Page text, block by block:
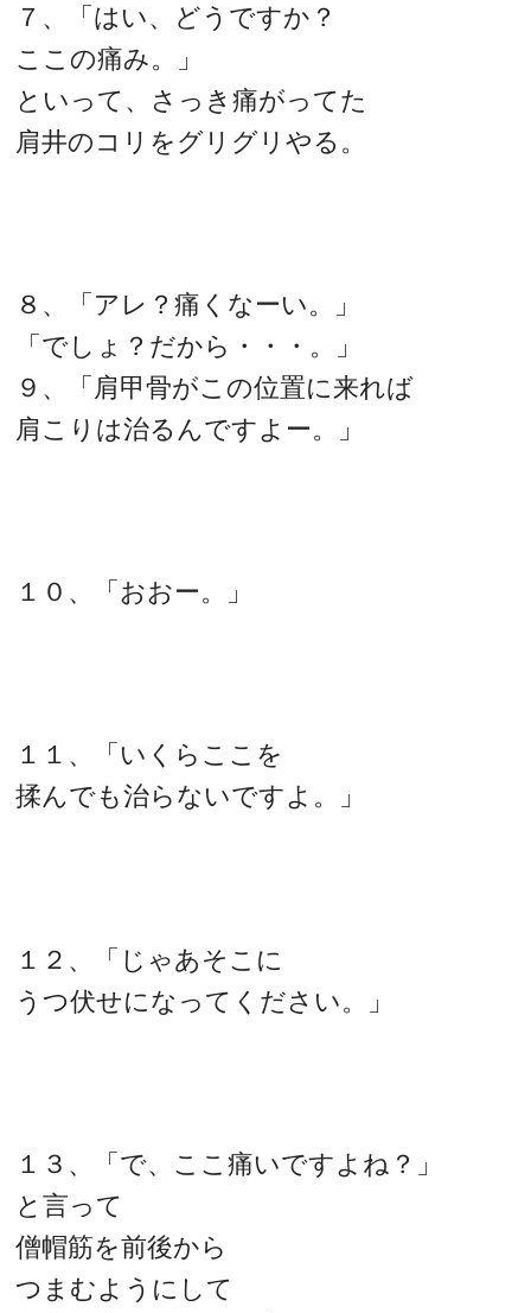
７、「はい、どうですか？
ここの痛み。」
といって、さっき痛がってた
肩井のコリをグリグリやる。
８、「アレ？痛くなーい。」
「でしょ？だから・・・。」
９、「肩甲骨がこの位置に来れば
肩こりは治るんですよー。」
１０、「おおー。」
１１、「いくらここを
揉んでも治らないですよ。」
１２、「じゃあそこに
うつ伏せになってください。」
１３、「で、ここ痛いですよね？」
と言って
僧帽筋を前後から
つまむようにして